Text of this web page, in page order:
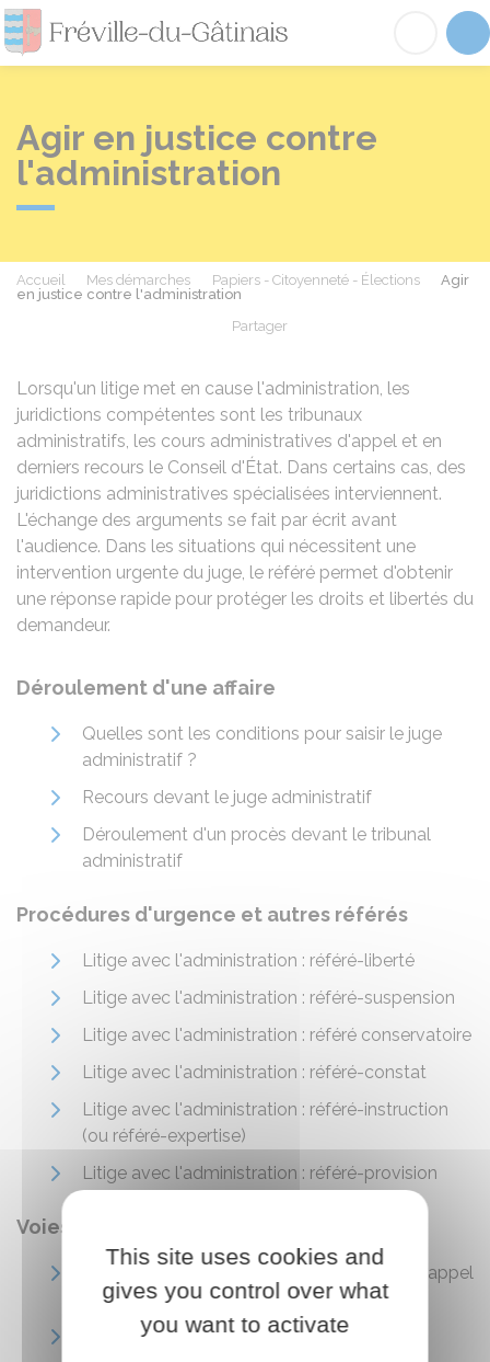
Fréville-du-
Agir en justice contre
l'administration
Accueil Mes démarches Papiers - Citoyenneté - Élections
Agir
en justice contre l'administration
Partager
Lorsqu'un litige met en cause l'administration, les
juridictions compétentes sont les tribunaux
administratifs, les cours administratives d'appel et en
derniers recours le Conseil d'État. Dans certains cas, des
juridictions administratives spécialisées interviennent.
L'échange des arguments se fait par écrit avant
l'audience. Dans les situations qui nécessitent une
intervention urgente du juge, le référé permet d'obtenir
une réponse rapide pour protéger les droits et libertés du
demandeur.
Déroulement d'une affaire
Quelles sont les conditions pour saisir le juge
administratif ?
Recours devant le juge administratif
Déroulement d'un procès devant le tribunal
administratif
Procédures d'urgence et autres référés
Litige avec l'administration : référé-liberté
Litige avec l'administration : référé-suspension
Litige avec l'administration : référé conservatoire
Litige avec l'administration : référé-constat
Litige avec l'administration : référé-instruction
(ou référé-expertise)
Litige avec l'administration : référé-provision
Voies de recours
Faire appel devant la cour administrative d'appel
(CAA)
Faire appel devant le Conseil d'État
This site uses cookies and
gives you control over what
you want to activate